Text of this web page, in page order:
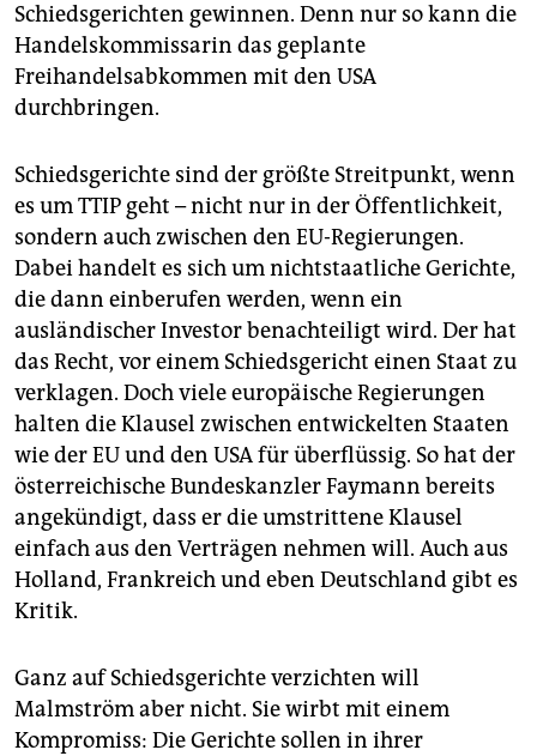
Schiedsgerichten gewinnen. Denn nur so kann die
Handelskommissarin das geplante
Freihandelsabkommen mit den USA
durchbringen.
Schiedsgerichte sind der größte Streitpunkt, wenn
es um TTIP geht – nicht nur in der Öffentlichkeit,
sondern auch zwischen den EU-Regierungen.
Dabei handelt es sich um nichtstaatliche Gerichte,
die dann einberufen werden, wenn ein
ausländischer Investor benachteiligt wird. Der hat
das Recht, vor einem Schiedsgericht einen Staat zu
verklagen. Doch viele europäische Regierungen
halten die Klausel zwischen entwickelten Staaten
wie der EU und den USA für überflüssig. So hat der
österreichische Bundeskanzler Faymann bereits
angekündigt, dass er die umstrittene Klausel
einfach aus den Verträgen nehmen will. Auch aus
Holland, Frankreich und eben Deutschland gibt es
Kritik.
Ganz auf Schiedsgerichte verzichten will
Malmström aber nicht. Sie wirbt mit einem
Kompromiss: Die Gerichte sollen in ihrer